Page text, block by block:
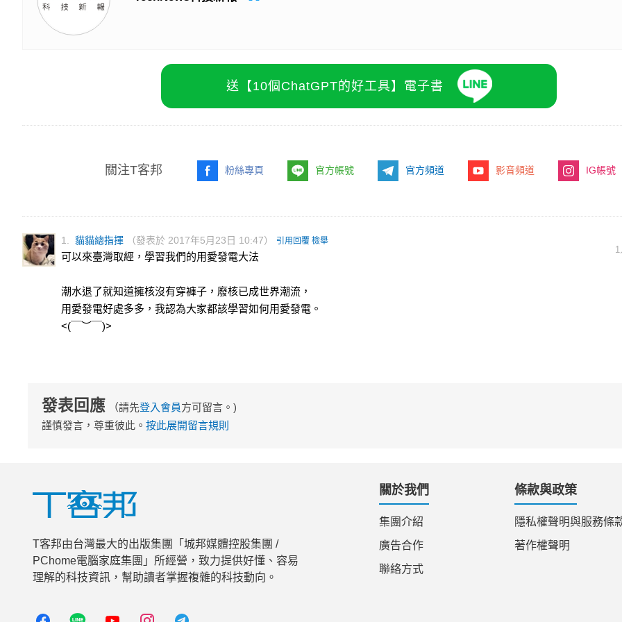
送【10個ChatGPT的好工具】電子書
關注T客邦 粉絲專頁 官方帳號 官方頻道 影音頻道 IG帳號
1. 貓貓總指揮 （發表於 2017年5月23日 10:47） 引用回覆 檢舉
可以來臺灣取經，學習我們的用愛發電大法
潮水退了就知道擁核沒有穿褲子，廢核已成世界潮流，
用愛發電好處多多，我認為大家都該學習如何用愛發電。
<(￣︶￣)>
發表回應 （請先登入會員方可留言。)
謹慎發言，尊重彼此。 按此展開留言規則
T客邦由台灣最大的出版集團「城邦媒體控股集團 /
PChome電腦家庭集團」所經營，致力提供好懂、容易
理解的科技資訊，幫助讀者掌握複雜的科技動向。
關於我們
集團介紹
廣告合作
聯絡方式
條款與政策
隱私權聲明與服務條
著作權聲明